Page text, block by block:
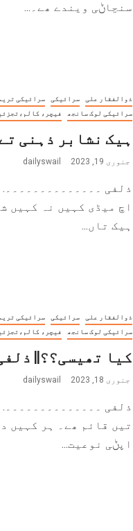
سنڃاݨی ویندے ھے۔...
ذوالفقار علی سرائیکی سرائیکی
سرائیکی لوک سانجھ
فیچر،
ہیک نشابر ذہنی
جنوری 19, 2023 dailyswail
ذلفی
اچ میڈی کہیں نہ کہیں
ہیک تاں...
ذوالفقار علی سرائیکی سرائیکی
سرائیکی لوک سانجھ
فیچر،
کیا تھیسی؟؟||
جنوری 18, 2023 dailyswail
ذلفی
تیں قائم ھے۔ ہر کہیں
اپݨی نوعیت...